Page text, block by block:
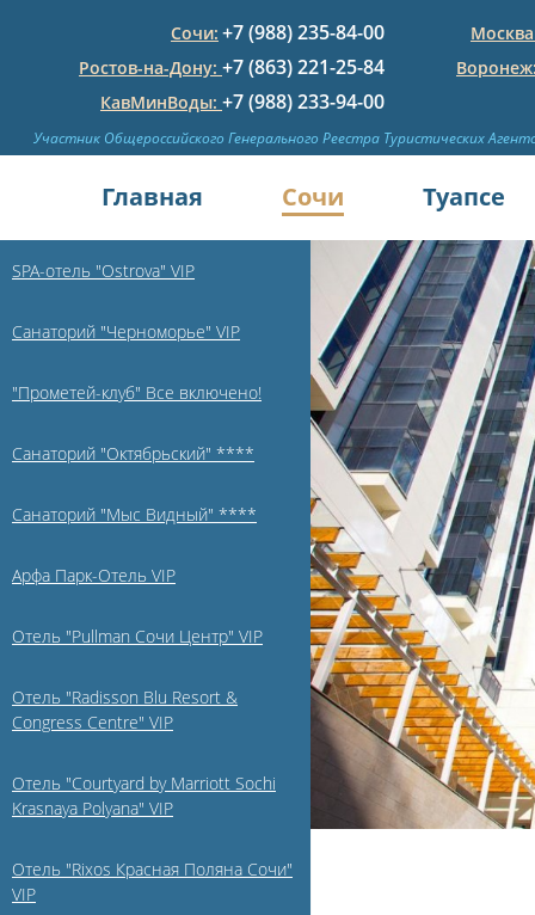
Сочи: +7 (988) 235-84-00
Ростов-на-Дону: +7 (863) 221-25-84
КавМинВоды: +7 (988) 233-94-00
Участник Общероссийского Генерального Реестра Туристических
Главная Сочи Туапсе
SPA-отель "Ostrova" VIP
Санаторий "Черноморье" VIP
"Прометей-клуб" Все включено!
Санаторий "Октябрьский" ****
Санаторий "Мыс Видный" ****
Арфа Парк-Отель VIP
Отель "Pullman Сочи Центр" VIP
Отель "Radisson Blu Resort &
Congress Centre" VIP
Отель "Courtyard by Marriott Sochi
Krasnaya Polyana" VIP
Отель "Rixos Красная Поляна Сочи"
VIP